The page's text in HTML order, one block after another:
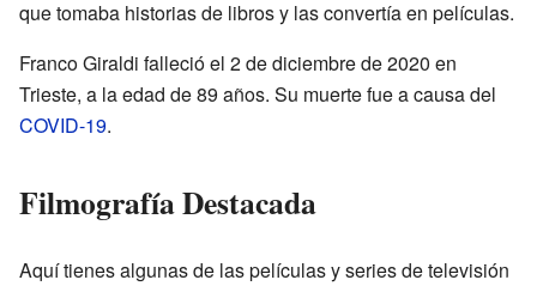
que tomaba historias de libros y las convertía en películas.
Franco Giraldi falleció el 2 de diciembre de 2020 en
Trieste, a la edad de 89 años. Su muerte fue a causa del
COVID-19.
Filmografía Destacada
Aquí tienes algunas de las películas y series de televisión